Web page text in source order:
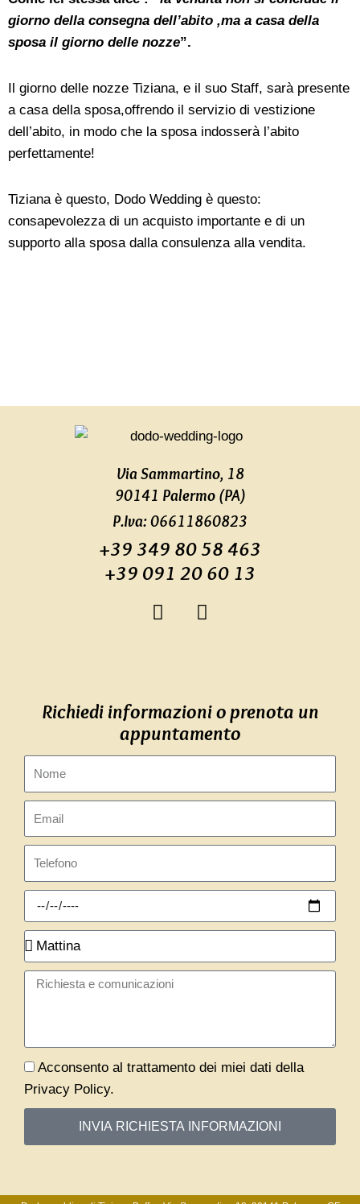
giorno della consegna dell’abito ,ma a casa della
sposa il giorno delle nozze”.
Il giorno delle nozze Tiziana, e il suo Staff, sarà presente
a casa della sposa,offrendo il servizio di vestizione
dell’abito, in modo che la sposa indosserà l’abito
perfettamente!
Tiziana è questo, Dodo Wedding è questo:
consapevolezza di un acquisto importante e di un
supporto alla sposa dalla consulenza alla vendita.
Via Sammartino, 18
90141 Palermo (PA)
P.Iva: 06611860823
+39 349 80 58 463
+39 091 20 60 13
F
a
o
k
-
I
n
g
r
a
m
Richiedi informazioni o prenota un
appuntamento
Nome
Telefono
Richiedi
appuntamento
Quando?
Message
Privacy
Acconsento al trattamento dei miei dati della
Privacy Policy.
INVIA RICHIESTA INFORMAZIONI